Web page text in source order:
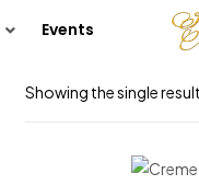
Events
Showing the single result